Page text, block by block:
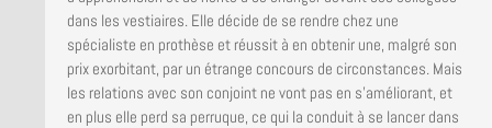
dans les vestiaires. Elle décide de se rendre chez une
spécialiste en prothèse et réussit à en obtenir une, malgré son
prix exorbitant, par un étrange concours de circonstances. Mais
les relations avec son conjoint ne vont pas en s’améliorant, et
en plus elle perd sa perruque, ce qui la conduit à se lancer dans